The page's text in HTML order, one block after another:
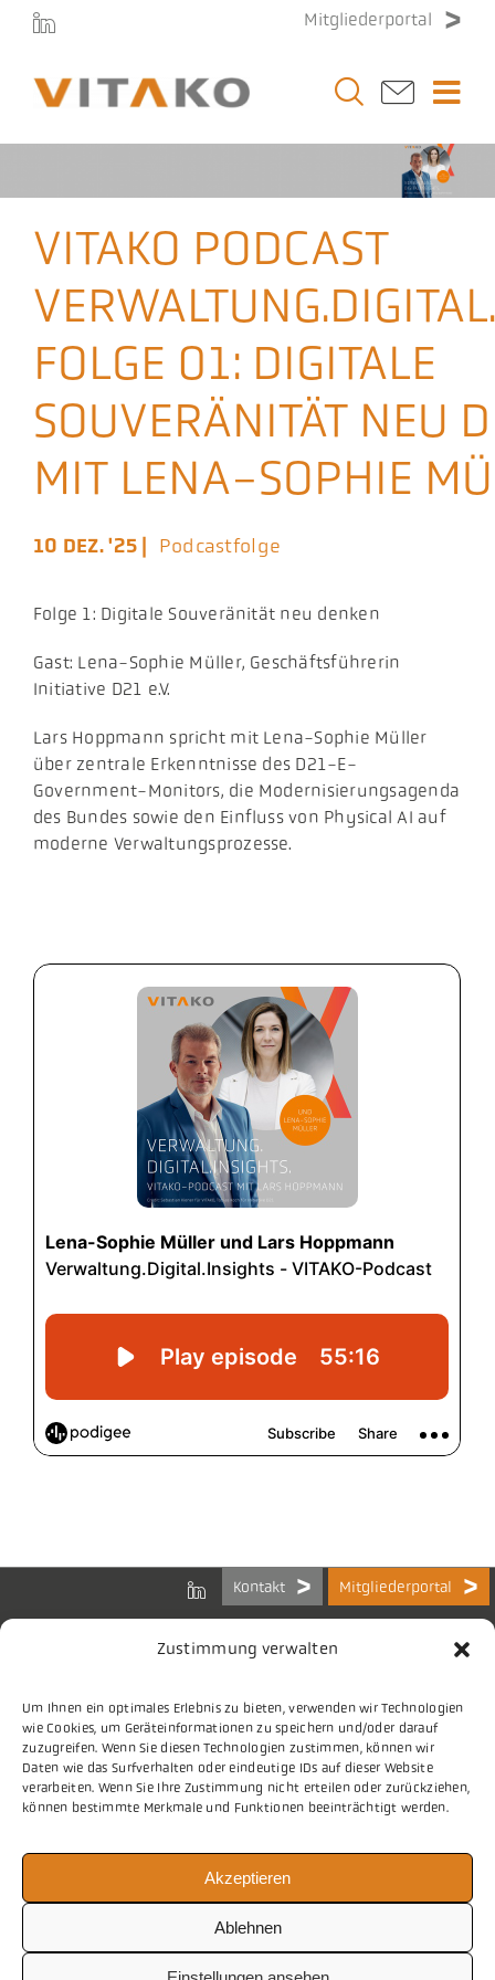
Zustimmung verwalten
Um Ihnen ein optimales Erlebnis zu bieten, verwenden wir Technologien
wie Cookies, um Geräteinformationen zu speichern und/oder darauf
zuzugreifen. Wenn Sie diesen Technologien zustimmen, können wir
Daten wie das Surfverhalten oder eindeutige IDs auf dieser Website
verarbeiten. Wenn Sie Ihre Zustimmung nicht erteilen oder zurückziehen,
können bestimmte Merkmale und Funktionen beeinträchtigt werden.
Akzeptieren
Ablehnen
Zum
springen
Mitgliederportal
Themen
Stellenmarkt
Veranstaltungen
VITAKO PODCAST
FOLGE 01: DIGITALE
SOUVERÄNITÄT NEU
MIT LENA-SOPHIE
10 DEZ. '25 | Podcastfolge
Folge 1: Digitale Souveränität neu denken
Gast: Lena-Sophie Müller, Geschäftsführerin
Initiative D21 e.V.
Lars Hoppmann spricht mit Lena-Sophie Müller
über zentrale Erkenntnisse des D21-E-
Government-Monitors, die Modernisierungsagenda
des Bundes sowie den Einfluss von Physical AI auf
moderne Verwaltungsprozesse.
Kontakt Mitgliederportal
Bundes-Arbeitsgemeinschaft
der Kommunalen IT-Dienstleister e.V.
Charlottenstraße 65
10117 Berlin
Tel.030 2063 156 0
info@vitako.de